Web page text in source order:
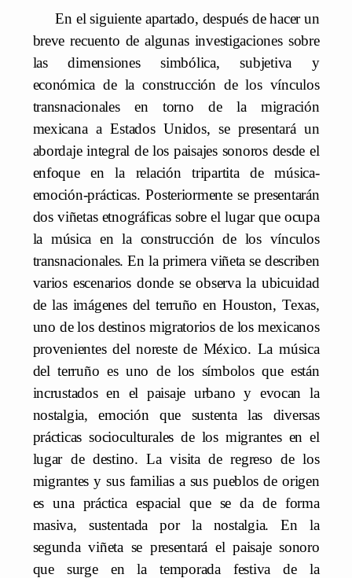
En el siguiente apartado, después de hacer un
breve recuento de algunas investigaciones sobre
las dimensiones simbólica, subjetiva y
económica de la construcción de los vínculos
transnacionales en torno de la migración
mexicana a Estados Unidos, se presentará un
abordaje integral de los paisajes sonoros desde el
enfoque en la relación tripartita de música-
emoción-prácticas. Posteriormente se presentarán
dos viñetas etnográficas sobre el lugar que ocupa
la música en la construcción de los vínculos
transnacionales. En la primera viñeta se describen
varios escenarios donde se observa la ubicuidad
de las imágenes del terruño en Houston, Texas,
uno de los destinos migratorios de los mexicanos
provenientes del noreste de México. La música
del terruño es uno de los símbolos que están
incrustados en el paisaje urbano y evocan la
nostalgia, emoción que sustenta las diversas
prácticas socioculturales de los migrantes en el
lugar de destino. La visita de regreso de los
migrantes y sus familias a sus pueblos de origen
es una práctica espacial que se da de forma
masiva, sustentada por la nostalgia. En la
segunda viñeta se presentará el paisaje sonoro
que surge en la temporada festiva de la